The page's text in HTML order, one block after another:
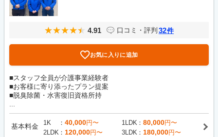
4.91 口コミ・評判 32件
お気に入りに追加
■スタッフ全員が介護事業経験者
■お客様に寄り添ったプラン提案
■脱臭除菌・水害復旧資格所持
基本料金 1K 40,000円〜 1LDK 80,000円〜
2LDK
120,000円〜 3LDK 180,000円〜